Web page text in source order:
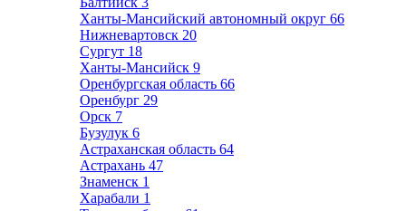
Ханты-Мансийский автономный округ 66
Нижневартовск 20
Сургут 18
Ханты-Мансийск 9
Оренбургская область 66
Оренбург 29
Орск 7
Бузулук 6
Астраханская область 64
Астрахань 47
Знаменск 1
Харабали 1